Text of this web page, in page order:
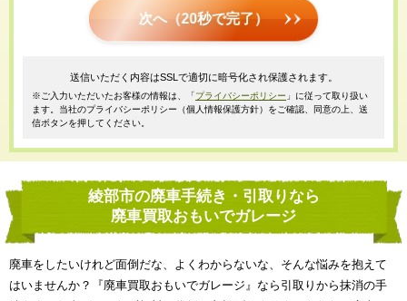
次へ（20秒で完了）
送信いただく内容はSSLで適切に暗号化され保護されます。
※ご入力いただいたお客様の情報は、「プライバシーポリシー 」に従って取り扱い
ます。当社のプライバシーポリシー（個人情報保護方針）をご確認、同意の上、送
信ボタンを押してください。
綾部市の廃車手続き・引取りなら
廃車買取おもいでガレージ
廃車をしたいけれど面倒だな、よくわからないな、そんな悩みを抱えて
はいませんか？『廃車買取おもいでガレージ』なら引取りから抹消の手